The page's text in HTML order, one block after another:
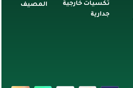
تكسيات خارجية
جدارية
المصيف